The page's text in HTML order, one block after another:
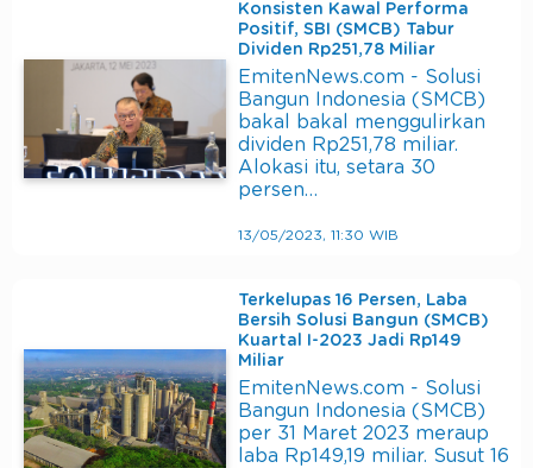
Konsisten Kawal Performa
Positif, SBI (SMCB) Tabur
Dividen Rp251,78 Miliar
EmitenNews.com - Solusi
Bangun Indonesia (SMCB)
bakal bakal menggulirkan
dividen Rp251,78 miliar.
Alokasi itu, setara 30
persen…
13/05/2023, 11:30 WIB
Terkelupas 16 Persen, Laba
Bersih Solusi Bangun (SMCB)
Kuartal I-2023 Jadi Rp149
Miliar
EmitenNews.com - Solusi
Bangun Indonesia (SMCB)
per 31 Maret 2023 meraup
laba Rp149,19 miliar. Susut 16